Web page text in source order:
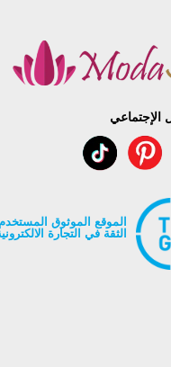
الإجتماعي
الموقع الموثوق
الثقة في التجارة